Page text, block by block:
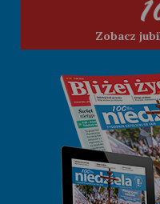
Zobacz